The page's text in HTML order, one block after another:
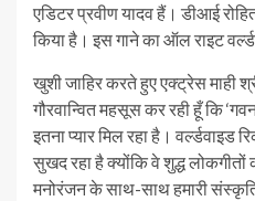
एडिटर प्रवीण यादव हैं। डीआई
किया है। इस गाने का ऑल राइट
खुशी जाहिर करते हुए एक्ट्रेस माही
गौरवान्वित महसूस कर रही हूँ कि
इतना प्यार मिल रहा है।
सुखद रहा है क्योंकि वे शुद्ध लोकगीतों
मनोरंजन के साथ-साथ हमारी